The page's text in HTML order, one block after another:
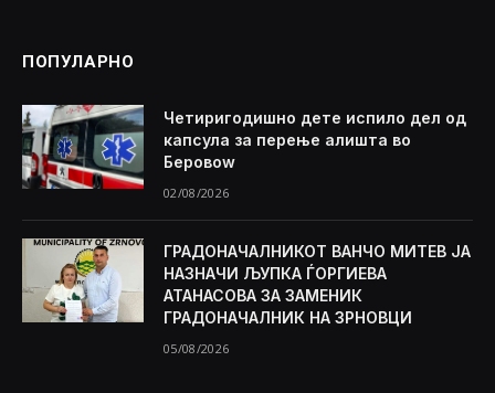
ПОПУЛАРНО
Четиригодишно дете испило дел од
капсула за перење алишта во
Беровоw
02/08/2026
ГРАДОНАЧАЛНИКОТ ВАНЧО МИТЕВ ЈА
НАЗНАЧИ ЉУПКА ЃОРГИЕВА
АТАНАСОВА ЗА ЗАМЕНИК
ГРАДОНАЧАЛНИК НА ЗРНОВЦИ
05/08/2026